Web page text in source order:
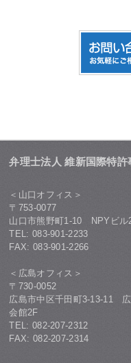
弁理士法人 維新国際特許
＜山口オフィス＞
〒753-0077
山口市熊野町1-10 NPYビル
TEL: 083-901-2233
FAX: 083-901-2266
＜広島オフィス＞
〒730-0052
広島市中区千田町3-13-11
会館2F
TEL: 082-207-2312
FAX: 082-207-2314